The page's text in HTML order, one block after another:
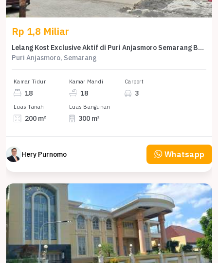
Rp 1,8 Miliar
Lelang Kost Exclusive Aktif di Puri Anjasmoro Semarang Barat
Puri Anjasmoro, Semarang
Kamar Tidur
18
Kamar Mandi
18
Carport
3
Luas Tanah
200 m²
Luas Bangunan
300 m²
Hery Purnomo Whatsapp